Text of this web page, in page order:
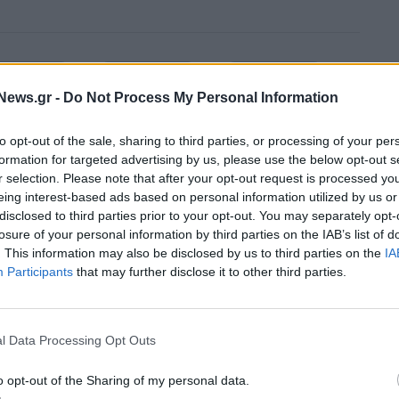
- Do Not Process My Personal Information
opt-out of the sale, sharing to third parties, or processing of your
for targeted advertising by us, please use the below opt-out
selection. Please note that after your opt-out request is processed
interest-based ads based on personal information utilized by us
to third parties prior to your opt-out. You may separately
of your personal information by third parties on the IAB’s list of
This information may also be disclosed by us to third parties on the
Participants that may further disclose it to other third parties.
Data Processing Opt Outs
opt-out of the Sharing of my personal data.
Ευρωπαϊκό Κορασίδων: Τζάμπολ για την Εθνική στα
κόντρα στην Ιρλανδία (live stream)